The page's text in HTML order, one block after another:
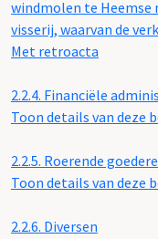
windmolen te Heemse
visserij, waarvan de
Met retroacta
2.2.4. Financiële
Toon details van deze
2.2.5. Roerende
Toon details van deze
2.2.6. Diversen